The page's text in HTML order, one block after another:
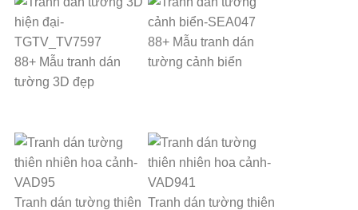
88+ Mẫu tranh dán
tường 3D đẹp
88+ Mẫu tranh dán
tường cảnh biển
Tranh dán tường thiên Tranh dán tường thiên